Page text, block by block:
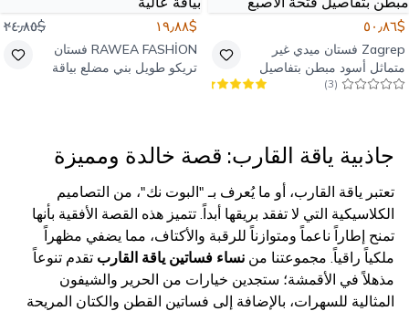
$٥٠٫٨٦
Zagrep فستان ميدي غير
متماثل أسود مبطن بتفاصيل
فتحة الأصبع (
3
)
$١٩٫٨٨ $٢٤٫٨٥
RAWEA FASHİON فستان
تريكو طويل بني مضلع بياقة
جاذبية ياقة القارب: قصة خالدة ومميزة
تعتبر ياقة القارب، أو ما يُعرف بـ "البوت نك"، من التصاميم
الكلاسيكية التي لا تفقد بريقها أبداً. تتميز هذه القصة الأفقية بأنها
تمنح إطاراً ناعماً ومتوازناً للرقبة والأكتاف، مما يضفي مظهراً
ملكياً راقياً. مجموعتنا من نساء فساتين ياقة القارب تقدم تنوعاً
مذهلاً في الأقمشة؛ ستجدين خيارات من الحرير والشيفون
المثالية للسهرات، بالإضافة إلى فساتين القطن والكتان المريحة